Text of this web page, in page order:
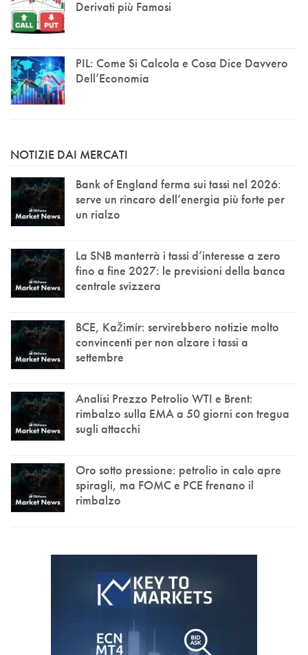
Derivati più Famosi
PIL: Come Si Calcola e Cosa Dice Davvero
Dell’Economia
NOTIZIE DAI MERCATI
Bank of England ferma sui tassi nel 2026:
serve un rincaro dell’energia più forte per
un rialzo
La SNB manterrà i tassi d’interesse a zero
fino a fine 2027: le previsioni della banca
centrale svizzera
BCE, Kažimír: servirebbero notizie molto
convincenti per non alzare i tassi a
settembre
Analisi Prezzo Petrolio WTI e Brent:
rimbalzo sulla EMA a 50 giorni con tregua
sugli attacchi
Oro sotto pressione: petrolio in calo apre
spiragli, ma FOMC e PCE frenano il
rimbalzo